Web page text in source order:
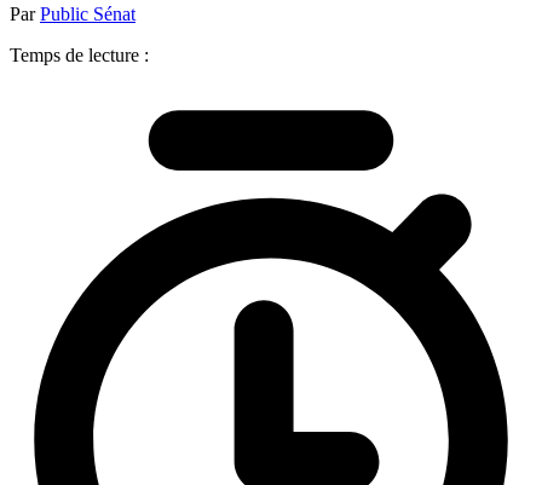
ParPublic Sénat
Temps de lecture :